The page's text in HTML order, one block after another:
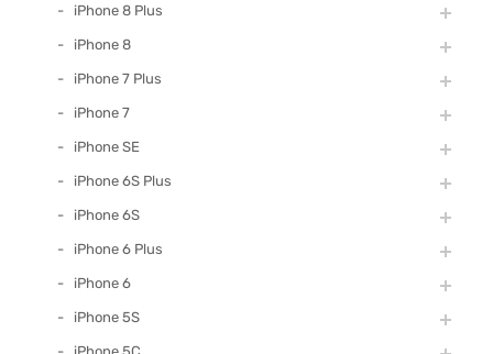
iPhone 8 Plus
iPhone 8
iPhone 7 Plus
iPhone 7
iPhone SE
iPhone 6S Plus
iPhone 6S
iPhone 6 Plus
iPhone 6
iPhone 5S